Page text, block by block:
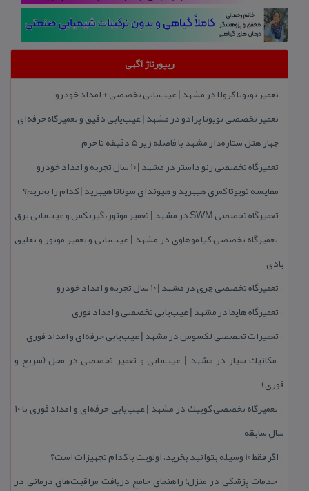
ریپورتاژ آگهی
:: تعمیر تویوتا كرولا در مشهد | عیب‌یابی تخصصی + امداد خودرو
:: تعمیر تخصصی تویوتا پرادو در مشهد | عیب‌یابی دقیق و تعمیرگاه حرفه‌ای
::چهار هتل‌ ستاره‌دار مشهد با فاصله زیر 5 دقیقه تا حرم
:: تعمیرگاه تخصصی رنو داستر در مشهد | ۱۰ سال تجربه و امداد خودرو
:: مقایسه تویوتا كمری هیبرید و هیوندای سوناتا هیبرید | كدام را بخریم؟
:: تعمیرگاه تخصصی SWM در مشهد | تعمیر موتور، گیربكس و عیب‌یابی برق
:: تعمیرگاه تخصصی كیا موهاوی در مشهد | عیب‌یابی و تعمیر موتور و تعلیق
بادی
:: تعمیرگاه تخصصی چری در مشهد | ۱۰ سال تجربه و امداد خودرو
:: تعمیرگاه هایما در مشهد | عیب‌یابی تخصصی و امداد فوری
:: تعمیرات تخصصی لكسوس در مشهد | عیب‌یابی حرفه‌ای و امداد فوری
:: مكانیك سیار در مشهد | عیب‌یابی و تعمیر تخصصی در محل (سریع و
فوری)
::
تعمیرگاه تخصصی كوییك در مشهد | عیب‌یابی حرفه‌ای و امداد فوری با ۱۰
سال سابقه
:: اگر فقط 10 وسیله بتوانید بخرید، اولویت با كدام تجهیزات است؟
:: خدمات پزشكی در منزل؛ راهنمای جامع دریافت مراقبت‌های درمانی در